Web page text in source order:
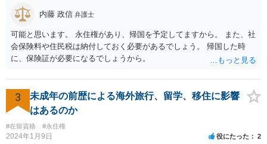
内藤 政信 弁護士
可能と思います。 永住権があり、帰国を予定してますから。 また、社
会保険料や住民税は納付しておく必要があるでしょう。 帰国した時
に、保険証が必要になるでしょうから。
3
未成年の前歴による海外旅行、留学、移住に影響
はあるのか
#在留資格 #永住権
2024年1月9日 役にたった 2